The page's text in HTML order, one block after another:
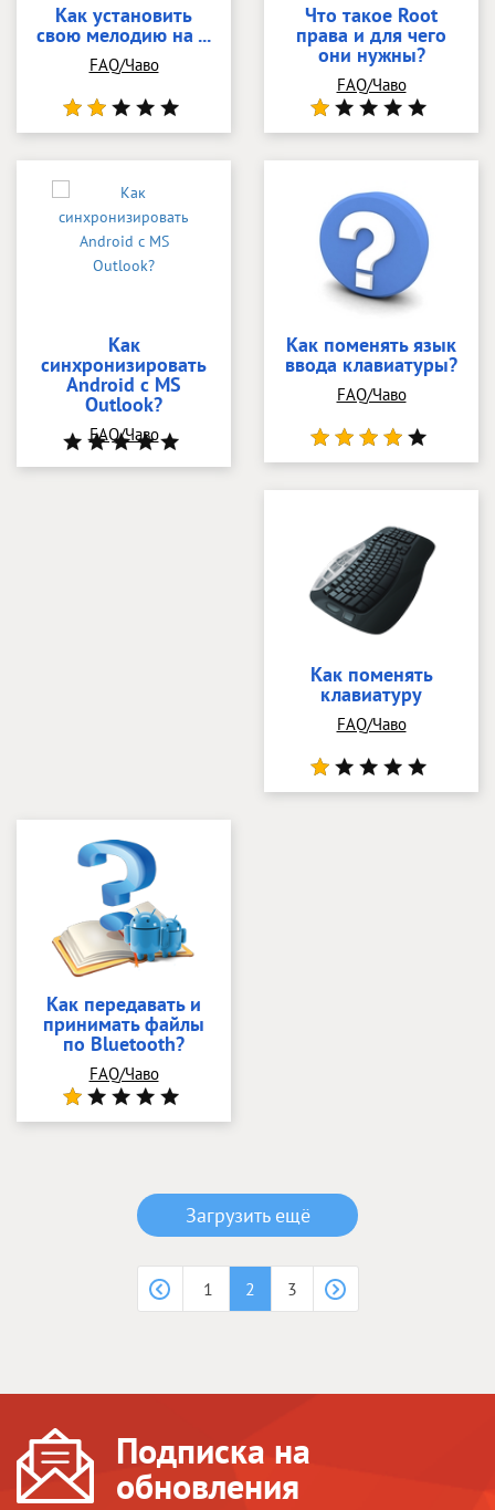
Как установить
свою мелодию на ...
FAQ/Чаво
Что такое Root
права и для чего
они нужны?
FAQ/Чаво
Как
синхронизировать
Android с MS
Outlook?
FAQ/Чаво
Как поменять язык
ввода клавиатуры?
FAQ/Чаво
Как поменять
клавиатуру
FAQ/Чаво
Как передавать и
принимать файлы
по Bluetooth?
FAQ/Чаво
Загрузить ещё
1 2 3
Подписка на
обновления